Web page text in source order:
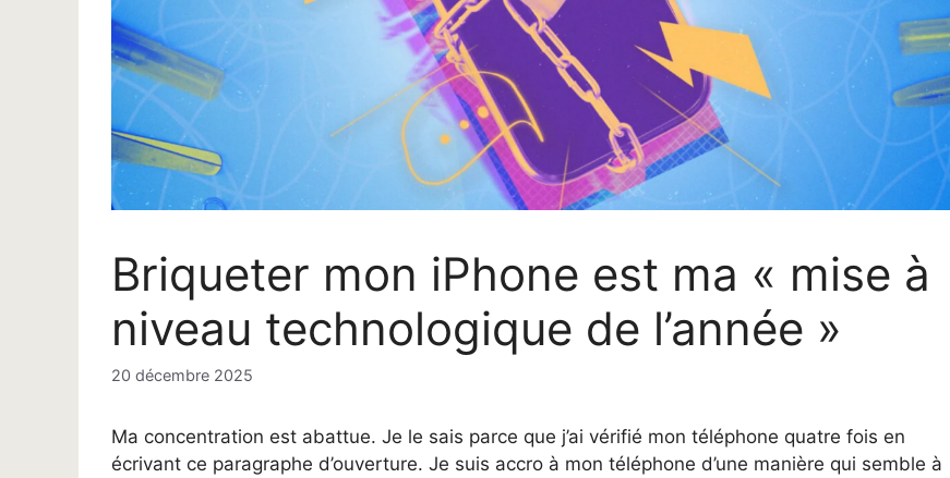
Briqueter mon iPhone est ma « mise à
niveau technologique de l’année »
20 décembre 2025
Ma concentration est abattue. Je le sais parce que j’ai vérifié mon téléphone quatre fois en
écrivant ce paragraphe d’ouverture. Je suis accro à mon téléphone d’une manière qui semble à